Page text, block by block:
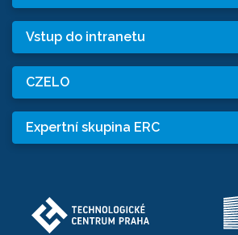
Vstup do intranetu
CZELO
Expertní skupina ERC